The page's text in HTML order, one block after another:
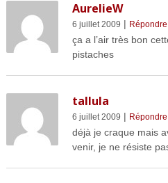
AurelieW
6 juillet 2009 | Répondre
ça a l’air très bon
pistaches
tallula
6 juillet 2009 | Répondre
déjà je craque mais
venir, je ne résiste